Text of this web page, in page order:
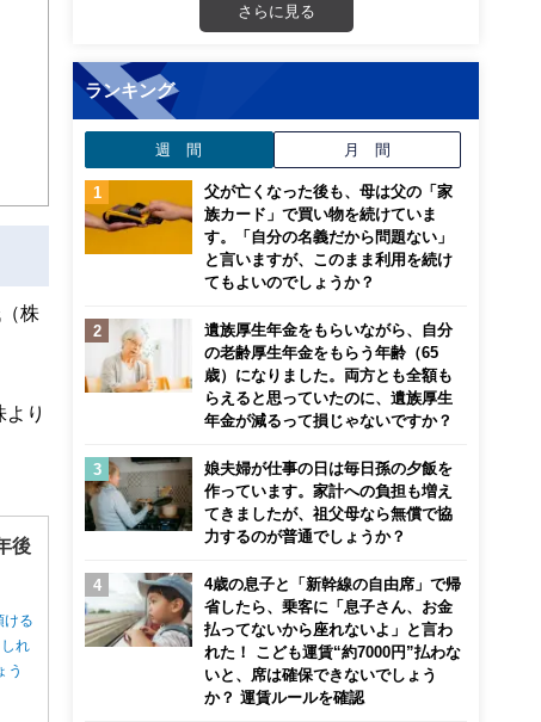
株
り
後
ける
れ
う
さらに見る
ランキング
週 間 月 間
父が亡くなった後も、母は父の「家
族カード」で買い物を続けていま
す。「自分の名義だから問題ない」
と言いますが、このまま利用を続け
てもよいのでしょうか？
遺族厚生年金をもらいながら、自分
の老齢厚生年金をもらう年齢（65
歳）になりました。両方とも全額も
らえると思っていたのに、遺族厚生
年金が減るって損じゃないですか？
娘夫婦が仕事の日は毎日孫の夕飯を
作っています。家計への負担も増え
てきましたが、祖父母なら無償で協
力するのが普通でしょうか？
4歳の息子と「新幹線の自由席」で帰
省したら、乗客に「息子さん、お金
払ってないから座れないよ」と言わ
れた！ こども運賃“約7000円”払わな
いと、席は確保できないでしょう
か？ 運賃ルールを確認